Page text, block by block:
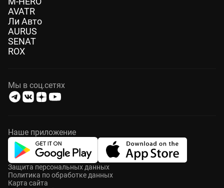
AVATR
Ли Авто
AURUS
SENAT
ROX
Мы в соц.сетях
Наше приложение
Защита персональных данных
Политика по обработке данных
Карта сайта